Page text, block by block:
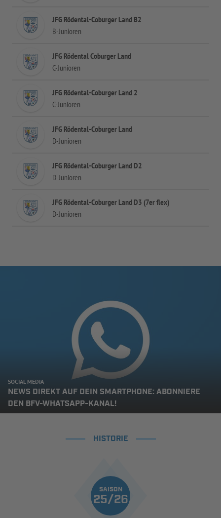
JFG Rödental-Coburger Land B2
B-Junioren
JFG Rödental Coburger Land
C-Junioren
JFG Rödental-Coburger Land 2
C-Junioren
JFG Rödental-Coburger Land
D-Junioren
JFG Rödental-Coburger Land D2
D-Junioren
JFG Rödental-Coburger Land D3 (7er flex)
D-Junioren
SOCIAL MEDIA
NEWS DIREKT AUF DEIN SMARTPHONE: ABONNIERE
DEN BFV-WHATSAPP-KANAL!
HISTORIE
SAISON
25/26